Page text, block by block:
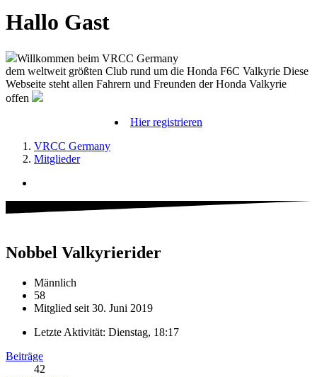
Hallo Gast
Willkommen beim VRCC Germany
dem weltweit größten Club rund um die Honda F6C Valkyrie Diese
Webseite steht allen Fahrern und Freunden der Honda Valkyrie
offen
Hier registrieren
VRCC Germany
Mitglieder
Nobbel Valkyrierider
Männlich
58
Mitglied seit 30. Juni 2019
Letzte Aktivität: Dienstag, 18:17
Beiträge
42